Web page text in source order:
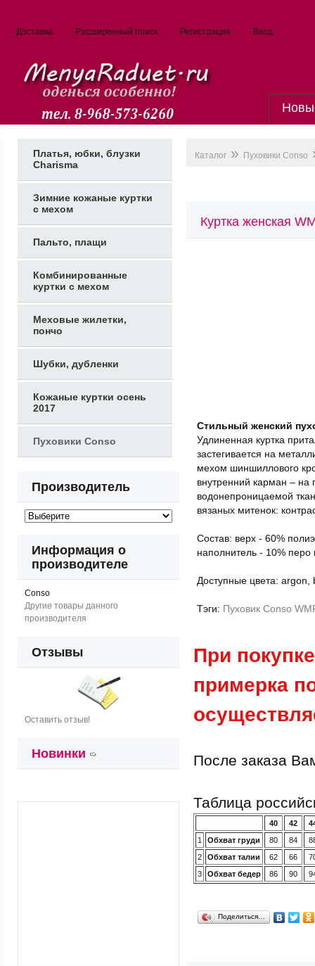
Доставка Расширенный поиск Регистрация Вход
Каталог » Пуховики Conso
Куртка женская
Стильный женский
Удлиненная куртка
застегивается на
мехом шиншиллового
внутренний карман – на
водонепроницаемой
вязаных митенок:
Состав: верх - 60%
наполнитель - 10% перо
Доступные цвета: argon,
Тэги: Пуховик Conso
При
примерка
После заказа
Таблица
40 42
1
Обхват груди 80 84
2
Обхват талии 62 66
3
Обхват бедер 86 90
Поделиться…
Платья, юбки, блузки
Charisma
Зимние кожаные куртки
с мехом
Пальто, плащи
Комбинированные
куртки с мехом
Меховые жилетки,
пончо
Шубки, дубленки
Кожаные куртки осень
2017
Пуховики Conso
Производитель
Информация о
производителе
Conso
Другие товары данного
производителя
Отзывы
Оставить отзыв!
Новинки